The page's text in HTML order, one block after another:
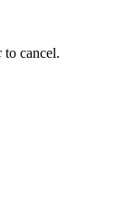
to cancel.